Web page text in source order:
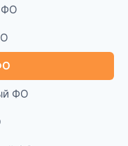
ФО
ФО